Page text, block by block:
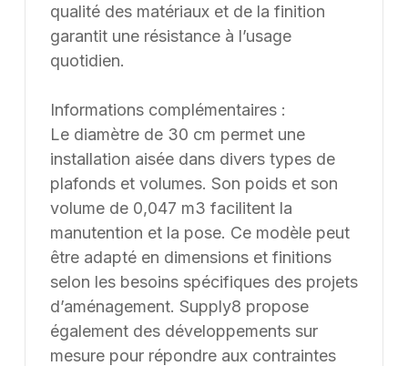
qualité des matériaux et de la finition
garantit une résistance à l’usage
quotidien.
Informations complémentaires :
Le diamètre de 30 cm permet une
installation aisée dans divers types de
plafonds et volumes. Son poids et son
volume de 0,047 m3 facilitent la
manutention et la pose. Ce modèle peut
être adapté en dimensions et finitions
selon les besoins spécifiques des projets
d’aménagement. Supply8 propose
également des développements sur
mesure pour répondre aux contraintes